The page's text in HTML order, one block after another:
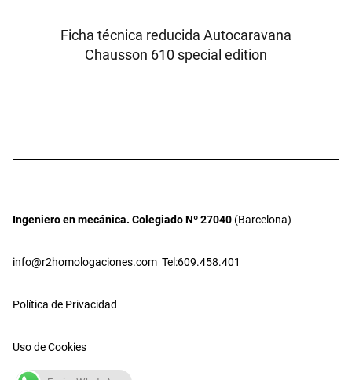
Ficha técnica reducida Autocaravana
Chausson 610 special edition
Ingeniero en mecánica. Colegiado Nº 27040 (Barcelona)
info@r2homologaciones.com Tel:609.458.401
Política de Privacidad
Uso de Cookies